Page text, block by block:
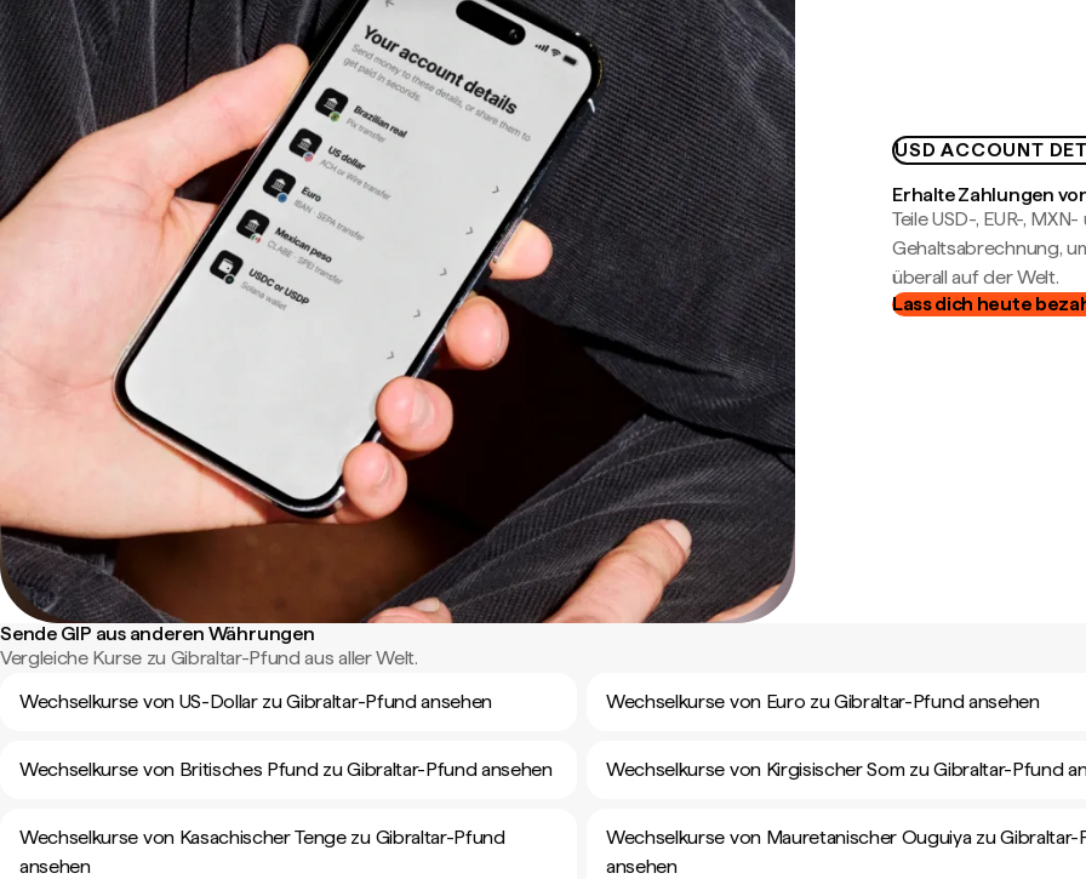
USD ACCOUNT
Erhalte Zahlungen
Teile USD-, EUR-,
Gehaltsabrechnung,
überall auf der Welt.
Lass dich heute
Sende GIP aus anderen Währungen
Vergleiche Kurse zu Gibraltar-Pfund aus aller Welt.
Wechselkurse von US-Dollar zu Gibraltar-Pfund ansehen
Wechselkurse von Euro zu Gibraltar-Pfund ansehen
Wechselkurse von Britisches Pfund zu Gibraltar-Pfund ansehen Wechselkurse von Kirgisischer Som zu Gibraltar-Pfund
Wechselkurse von Kasachischer Tenge zu Gibraltar-Pfund
ansehen
Wechselkurse von Mauretanischer Ouguiya zu Gibraltar-
ansehen